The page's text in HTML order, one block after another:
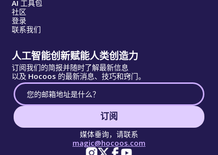
AI 工具包
社区
登录
联系我们
人工智能创新赋能人类创造力
订阅我们的简报并随时了解最新信息
以及 Hocoos 的最新消息、技巧和窍门。
订阅
媒体垂询，请联系
magic@hocoos.com